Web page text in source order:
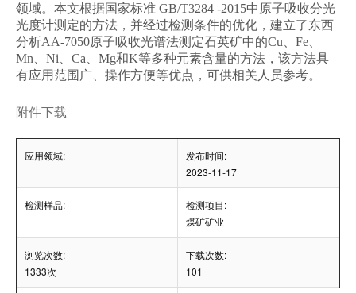
领域。本文根据国家标准 GB/T3284 -2015中原子吸收分光
光度计测定的方法，并经过检测条件的优化，建立了东西
分析AA-7050原子吸收光谱法测定石英矿中的Cu、Fe、
Mn、Ni、Ca、Mg和K等多种元素含量的方法，该方法具
有应用范围广、操作方便等优点，可供相关人员参考。
附件下载
应用领域:
发布时间:
2023-11-17
检测样品:
检测项目:
煤矿矿业
浏览次数:
1333次
下载次数:
101